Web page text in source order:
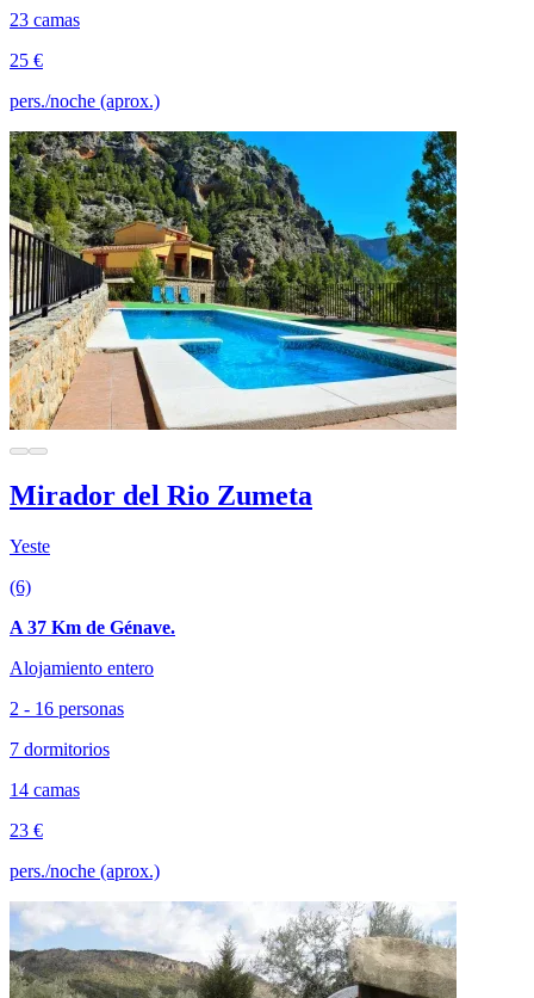
23 camas
25 €
pers./noche (aprox.)
Mirador del Rio Zumeta
Yeste
(6)
A 37 Km de Génave.
Alojamiento entero
2 - 16 personas
7 dormitorios
14 camas
23 €
pers./noche (aprox.)